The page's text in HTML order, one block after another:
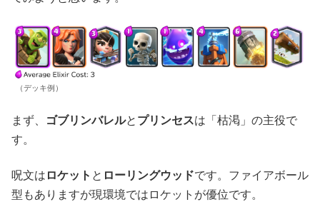
（デッキ例）
まず、 ゴブリンバレルと プリンセスは「枯渇」の主役で
す。
呪文は ロケット と ローリングウッドです。ファイアボール
型もありますが現環境ではロケットが優位です。